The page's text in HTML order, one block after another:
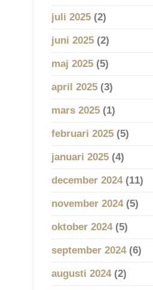
juli 2025(2)
juni 2025(2)
maj 2025(5)
april 2025(3)
mars 2025(1)
februari 2025(5)
januari 2025(4)
december 2024(11)
november 2024(5)
oktober 2024(5)
september 2024(6)
augusti 2024(2)